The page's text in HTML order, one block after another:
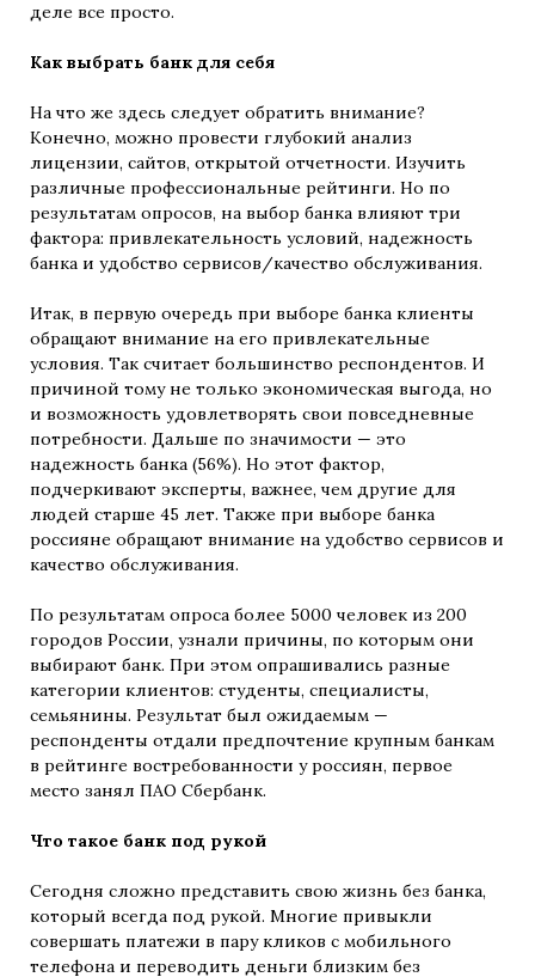
деле все просто.
Как выбрать банк для себя
На что же здесь следует обратить внимание?
Конечно, можно провести глубокий анализ
лицензии, сайтов, открытой отчетности. Изучить
различные профессиональные рейтинги. Но по
результатам опросов, на выбор банка влияют три
фактора: привлекательность условий, надежность
банка и удобство сервисов/качество обслуживания.
Итак, в первую очередь при выборе банка клиенты
обращают внимание на его привлекательные
условия. Так считает большинство респондентов. И
причиной тому не только экономическая выгода, но
и возможность удовлетворять свои повседневные
потребности. Дальше по значимости — это
надежность банка (56%). Но этот фактор,
подчеркивают эксперты, важнее, чем другие для
людей старше 45 лет. Также при выборе банка
россияне обращают внимание на удобство сервисов и
качество обслуживания.
По результатам опроса более 5000 человек из 200
городов России, узнали причины, по которым они
выбирают банк. При этом опрашивались разные
категории клиентов: студенты, специалисты,
семьянины. Результат был ожидаемым —
респонденты отдали предпочтение крупным банкам
в рейтинге востребованности у россиян, первое
место занял ПАО Сбербанк.
Что такое банк под рукой
Сегодня сложно представить свою жизнь без банка,
который всегда под рукой. Многие привыкли
совершать платежи в пару кликов с мобильного
телефона и переводить деньги близким без